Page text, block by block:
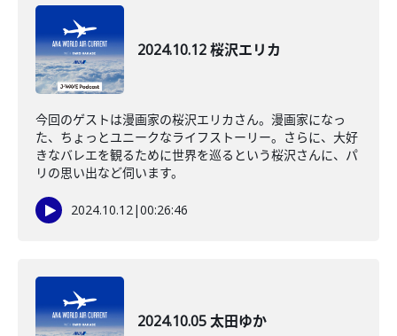
2024.10.12 桜沢エリカ
今回のゲストは漫画家の桜沢エリカさん。漫画家になっ
た、ちょっとユニークなライフストーリー。さらに、大好
きなバレエを観るために世界を巡るという桜沢さんに、パ
リの思い出など伺います。
2024.10.12|00:26:46
2024.10.05 太田ゆか